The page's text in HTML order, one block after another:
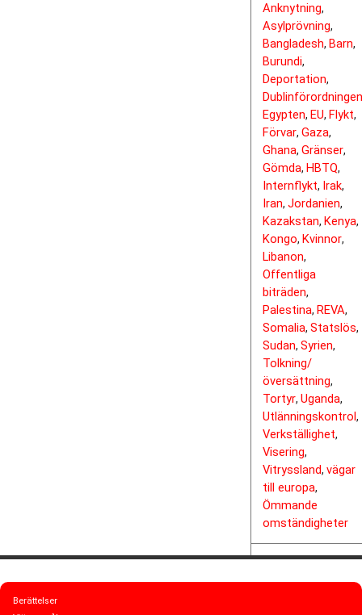
Anknytning,
Asylprövning,
Bangladesh, Barn,
Burundi,
Deportation,
Egypten, EU, Flykt,
Förvar,Gaza,
Ghana,Gränser,
Gömda, HBTQ,
Internflykt, Irak,
Iran,Jordanien,
Kazakstan, Kenya,
Kongo, Kvinnor,
Libanon,
Offentliga
biträden,
Palestina, REVA,
Somalia,Statslös,
Sudan,Syrien,
Tolkning/
översättning,
Tortyr,Uganda,
Utlänningskontrol,
Verkställighet,
Visering,
Vitryssland,vägar
till europa,
Ömmande
omständigheter
Berättelser